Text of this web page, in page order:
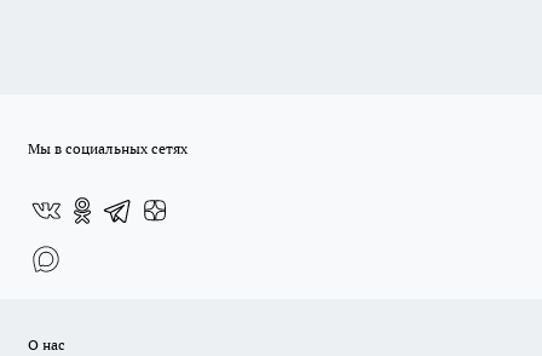
Мы в социальных сетях
О нас